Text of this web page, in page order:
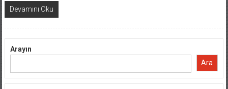
Devamını Oku
Arayın
Ara